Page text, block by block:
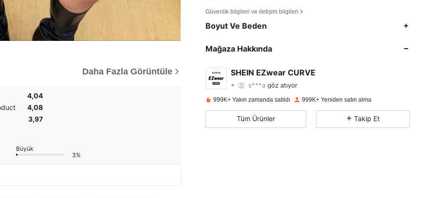
Daha Fazla Görüntüle
4,04
4,08
3,97
Büyük
3%
Güvenlik bilgileri ve iletişim bilgileri
Boyut Ve Beden
Mağaza Hakkında
SHEIN EZwear CURVE
4,84 Derecelendirme
4,84 6.7K 397K
999K+ Yakın zamanda satıldı 999K+ Yeniden satın alma
Tüm Ürünler Takip Et